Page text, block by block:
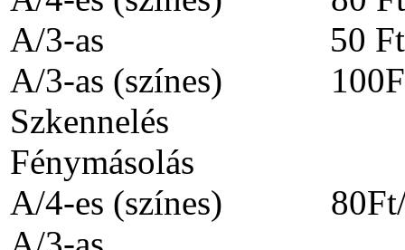
A/3-as 50 Ft/
A/3-as (színes)
A/4-es (színes) 80Ft/